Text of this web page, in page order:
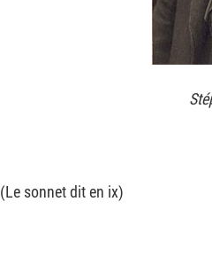
(Le sonnet dit en ix)